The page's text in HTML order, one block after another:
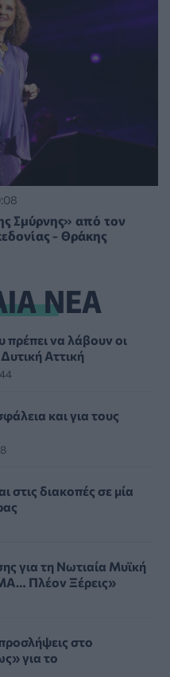
Σμύρνης» από τον
- Θράκης
ΝΕΑ
να λάβουν οι
Αττική
και για τους
στις διακοπές σε μία
για τη Νωτιαία Μυϊκή
Πλέον Ξέρεις»
στο
για το